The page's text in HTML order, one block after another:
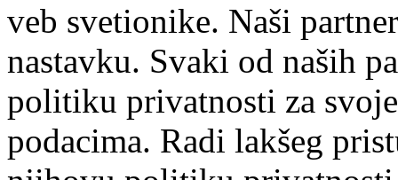
veb svetionike. Naši
nastavku. Svaki od naših
politiku privatnosti za
podacima. Radi lakšeg